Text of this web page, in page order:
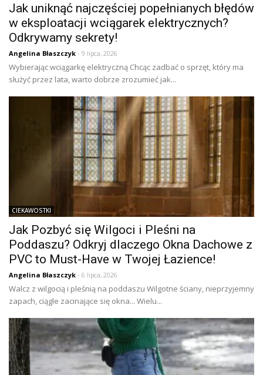
Jak uniknąć najczęściej popełnianych błędów
w eksploatacji wciągarek elektrycznych?
Odkrywamy sekrety!
Angelina Błaszczyk - 9 lipca, 2026
Wybierając wciągarkę elektryczną Chcąc zadbać o sprzęt, który ma
służyć przez lata, warto dobrze zrozumieć jak...
CIEKAWOSTKI
Jak Pozbyć się Wilgoci i Pleśni na
Poddaszu? Odkryj dlaczego Okna Dachowe z
PVC to Must-Have w Twojej Łazience!
Angelina Błaszczyk - 6 lipca, 2026
Walcz z wilgocią i pleśnią na poddaszu Wilgotne ściany, nieprzyjemny
zapach, ciągle zacinające się okna... Wielu...